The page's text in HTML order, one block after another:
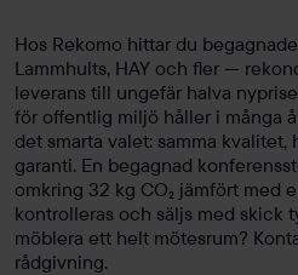
Hos Rekomo hittar du
Lammhults, HAY och fler —
leverans till ungefär halva
för offentlig miljö håller i många
det smarta valet: samma
garanti. En begagnad
omkring 32 kg CO₂ jämfört med
kontrolleras och säljs med skick
möblera ett helt mötesrum?
rådgivning.